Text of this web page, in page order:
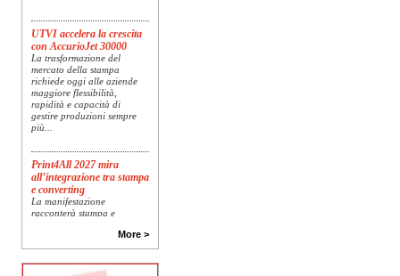
UTVI accelera la crescita
con AccurioJet 30000
La trasformazione del
mercato della stampa
richiede oggi alle aziende
maggiore flessibilità,
rapidità e capacità di
gestire produzioni sempre
più...
Print4All 2027 mira
all’integrazione tra stampa
e converting
La manifestazione
racconterà stampa e
package printing alleMore >